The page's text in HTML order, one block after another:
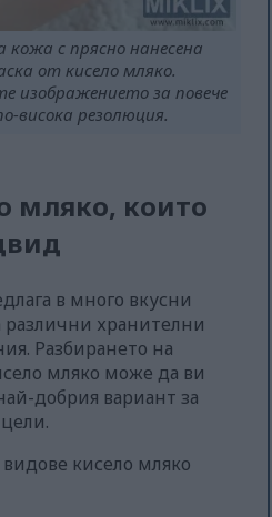
кожа с прясно нанесена
от кисело мляко.
изображението за повече
висока резолюция.
мляко, които
в много вкусни
хранителни
Разбирането на
мляко може да ви
добрия вариант за
кисело мляко